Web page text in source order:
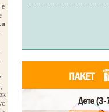
Нови дебати